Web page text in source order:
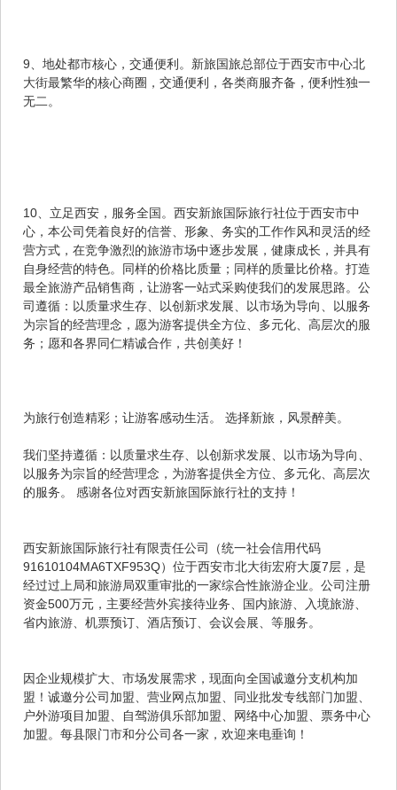
9、地处都市核心，交通便利。新旅国旅总部位于西安市中心北
大街最繁华的核心商圈，交通便利，各类商服齐备，便利性独一
无二。
10、立足西安，服务全国。西安新旅国际旅行社位于西安市中
心，本公司凭着良好的信誉、形象、务实的工作作风和灵活的经
营方式，在竞争激烈的旅游市场中逐步发展，健康成长，并具有
自身经营的特色。同样的价格比质量；同样的质量比价格。打造
最全旅游产品销售商，让游客一站式采购使我们的发展思路。公
司遵循：以质量求生存、以创新求发展、以市场为导向、以服务
为宗旨的经营理念，愿为游客提供全方位、多元化、高层次的服
务；愿和各界同仁精诚合作，共创美好！
为旅行创造精彩；让游客感动生活。 选择新旅，风景醉美。
我们坚持遵循：以质量求生存、以创新求发展、以市场为导向、
以服务为宗旨的经营理念，为游客提供全方位、多元化、高层次
的服务。 感谢各位对西安新旅国际旅行社的支持！
西安新旅国际旅行社有限责任公司（统一社会信用代码
91610104MA6TXF953Q）位于西安市北大街宏府大厦7层，是
经过过上局和旅游局双重审批的一家综合性旅游企业。公司注册
资金500万元，主要经营外宾接待业务、国内旅游、入境旅游、
省内旅游、机票预订、酒店预订、会议会展、等服务。
因企业规模扩大、市场发展需求，现面向全国诚邀分支机构加
盟！诚邀分公司加盟、营业网点加盟、同业批发专线部门加盟、
户外游项目加盟、自驾游俱乐部加盟、网络中心加盟、票务中心
加盟。每县限门市和分公司各一家，欢迎来电垂询！